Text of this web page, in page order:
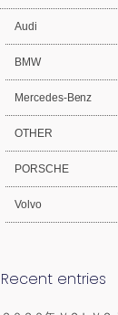
Audi
BMW
Mercedes-Benz
OTHER
PORSCHE
Volvo
Recent entries